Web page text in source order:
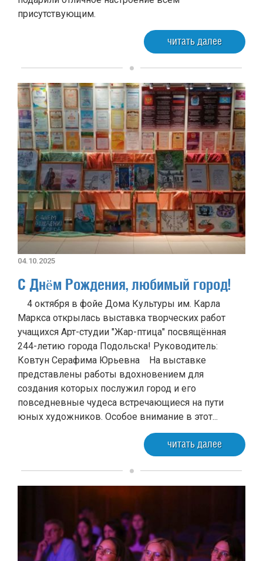
присутствующим.
читать далее
04.10.2025
С Днëм Рождения, любимый город!
4 октября в фойе Дома Культуры им. Карла
Маркса открылась выставка творческих работ
учащихся Арт-студии "Жар-птица" посвящëнная
244-летию города Подольска! Руководитель:
Ковтун Серафима Юрьевна На выставке
представлены работы вдохновением для
создания которых послужил город и его
повседневные чудеса встречающиеся на пути
юных художников. Особое внимание в этот...
читать далее